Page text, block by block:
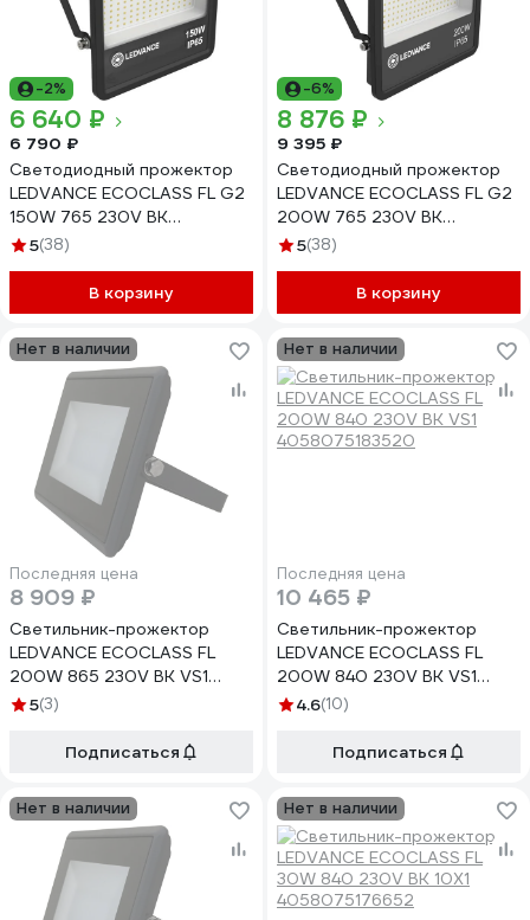
-2%
6 640 ₽
6 790 ₽
Светодиодный прожектор
LEDVANCE ECOCLASS FL G2
150W 765 230V BK
4058075709430
5(38)
В корзину
-6%
8 876 ₽
9 395 ₽
Светодиодный прожектор
LEDVANCE ECOCLASS FL G2
200W 765 230V BK
4058075709478
5(38)
В корзину
Нет в наличии
Последняя цена
8 909 ₽
Светильник-прожектор
LEDVANCE ECOCLASS FL
200W 865 230V BK VS1
4058075183537
5(3)
Подписаться
Нет в наличии
Последняя цена
10 465 ₽
Светильник-прожектор
LEDVANCE ECOCLASS FL
200W 840 230V BK VS1
4058075183520
4.6(10)
Подписаться
Нет в наличии Нет в наличии